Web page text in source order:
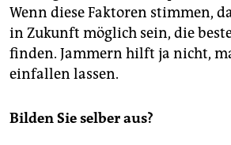
Wenn diese Faktoren stimmen,
in Zukunft möglich sein, die
finden. Jammern hilft ja nicht,
einfallen lassen.
Bilden Sie selber aus?